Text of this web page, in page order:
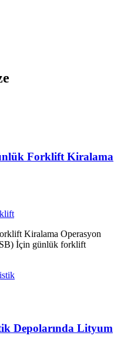
Forklift Kiralama
Kiralama Operasyon
İçin günlük forklift
Depolarında Lityum